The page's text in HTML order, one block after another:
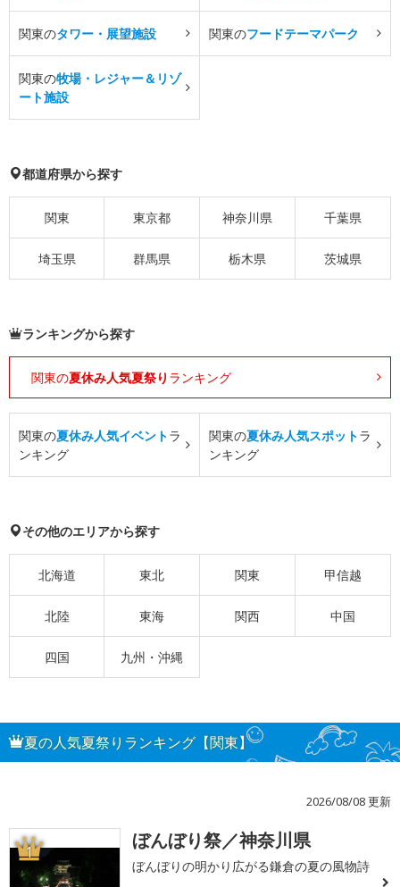
関東のタワー・展望施設 関東のフードテーマパーク
関東の牧場・レジャー＆リゾ
ート施設
都道府県から探す
関東 東京都 神奈川県 千葉県
埼玉県 群馬県 栃木県 茨城県
ランキングから探す
関東の夏休み人気夏祭り ランキング
関東の夏休み人気イベントラ
ンキング
関東の夏休み人気スポットラ
ンキング
その他のエリアから探す
北海道 東北 関東 甲信越
北陸 東海 関西 中国
四国 九州・沖縄
夏の人気夏祭りランキング【関東】
2026/08/08 更新
1 ぼんぼり祭／神奈川県
ぼんぼりの明かり広がる鎌倉の夏の風物詩